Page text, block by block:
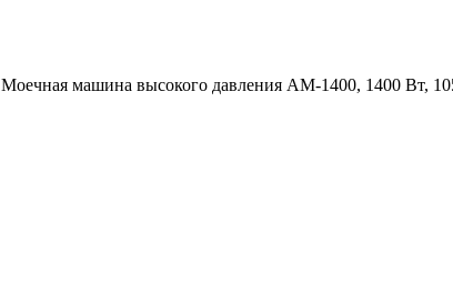
Моечная машина высокого давления АМ-1400, 1400 Вт,